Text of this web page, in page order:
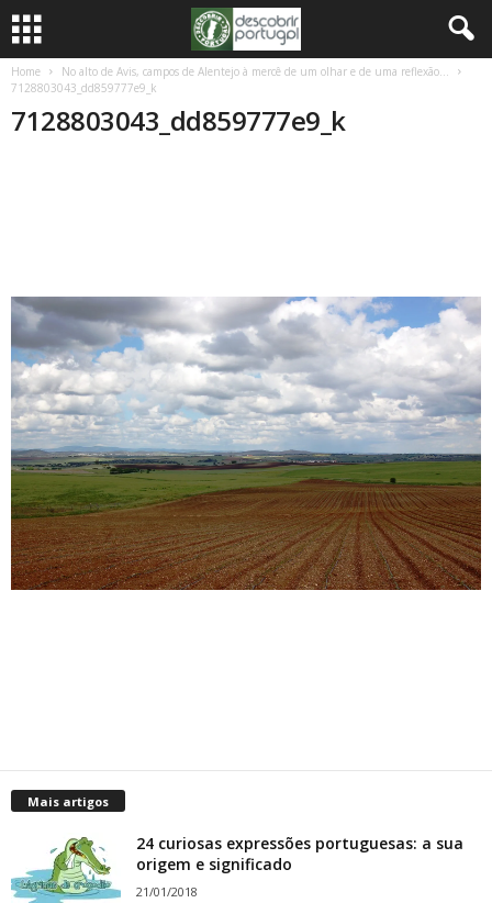
Home
No alto de Avis, campos de Alentejo à mercê de um olhar e de uma reflexão…
7128803043_dd859777e9_k
7128803043_dd859777e9_k
Mais artigos
24 curiosas expressões portuguesas: a sua
origem e significado
21/01/2018